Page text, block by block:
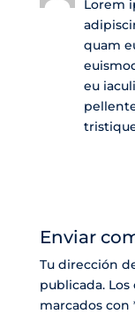
Lorem
quam
eu
Enviar
Tu dirección
publicada.
marcados con